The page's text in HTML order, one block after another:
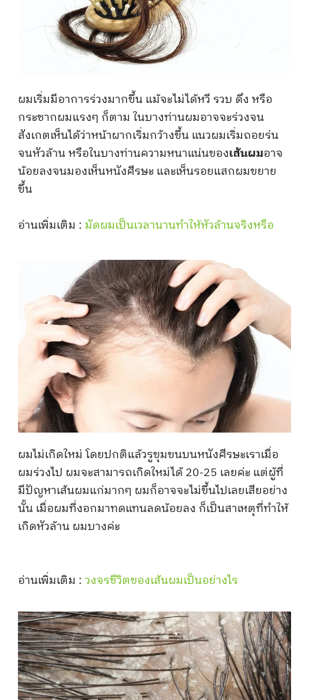
ผมเริ่มมีอาการร่วงมากขึ้น แม้จะไม่ได้หวี รวบ ดึง หรือ
กระชากผมแรงๆ ก็ตาม ในบางท่านผมอาจจะร่วงจน
สังเกตเห็นได้ว่าหน้าผากเริ่มกว้างขึ้น แนวผมเริ่มถอยร่น
จนหัวล้าน หรือในบางท่านความหนาแน่นของเส้นผมอาจ
น้อยลงจนมองเห็นหนังศีรษะ และเห็นรอยแสกผมขยาย
ขึ้น
อ่านเพิ่มเติม : มัดผมเป็นเวลานานทำให้หัวล้านจริงหรือ
ผมไม่เกิดใหม่ โดยปกติแล้วรูขุมขนบนหนังศีรษะเราเมื่อ
ผมร่วงไป ผมจะสามารถเกิดใหม่ได้ 20-25 เลยค่ะ แต่ผู้ที่
มีปัญหาเส้นผมแก่มากๆ ผมก็อาจจะไม่ขึ้นไปเลยเสียอย่าง
นั้น เมื่อผมที่งอกมาทดแทนลดน้อยลง ก็เป็นสาเหตุที่ทำให้
เกิดหัวล้าน ผมบางค่ะ
อ่านเพิ่มเติม :วงจรชีวิตของเส้นผมเป็นอย่างไร